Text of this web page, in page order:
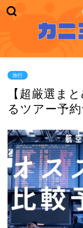
旅行
【超厳選ま
るツアー予